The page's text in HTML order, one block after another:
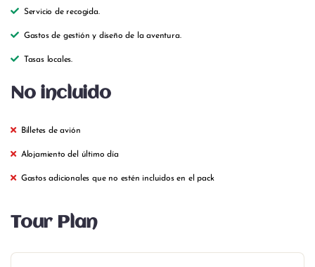
Servicio de recogida.
Gastos de gestión y diseño de la aventura.
Tasas locales.
No incluido
Billetes de avión
Alojamiento del último día
Gastos adicionales que no estén incluidos en el pack
Tour Plan